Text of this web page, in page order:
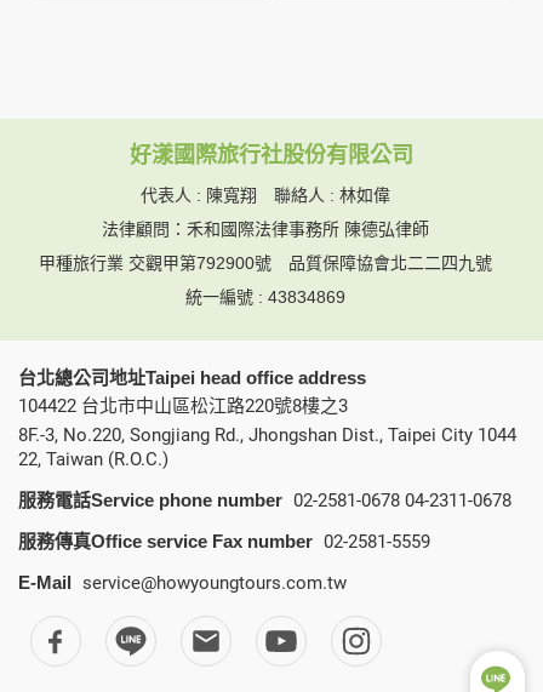
個人的資料，其範圍如下：
本網站在您使用服務信箱、問卷調查等互動性功能時，會保留
您所提供的姓名、電子郵件地址、聯絡方式及使用時間等。
於一般瀏覽時，伺服器會自行記錄相關行徑，包括您使用連線
錄等，做為我們增進網站服務的參考依據，此記錄為內部應
用，決不對外公布。
為提供精確的服務，我們會將收集的問卷調查內容進行統計與
分析，分析結果之統計數據或說明文字呈現，除供內部研究
除非取得您的同意或其他法令之特別規定，本網站絕不會將您
的個人資料揭露予第三人或使用於蒐集目的以外之其他用途。
在您於本網站註冊帳號、使用本網站相關產品、服務、活動或
贈獎時，本網站會收集您的個人識別資料，本網站也可以從商
當客戶在本網站註冊時，我們會取得您的姓名、電話、住址、
身份證字號、電子郵件、出生日期、性別、行業等相關資料，
當您註冊成功，並登入使用我們的服務後，我們即取得您的資
料。註冊時，本網站取得您的姓名、電話、住址、身份證字
成功，並登入使用我們的服務後，本網站即取得您的資料。
其他除了上述，會保留您在上網瀏覽或查詢時，伺服器自行產
生的相關記錄，包括您使用連線設備的 IP 位址、使用時間、使
好漾國際旅行社股份有限公司
代表人 : 陳寬翔 聯絡人 : 林如偉
法律顧問：禾和國際法律事務所 陳德弘律師
甲種旅行業 交觀甲第792900號
品質保障協會北二二四九號
統一編號 : 43834869
台北總公司地址Taipei head office address
104422 台北市中山區松江路220號8樓之3
8F.-3, No.220, Songjiang Rd., Jhongshan Dist., Taipei City 1044
22, Taiwan (R.O.C.)
服務電話Service phone number 02-2581-0678 04-2311-0678
服務傳真Office service Fax number 02-2581-5559
E-Mail service@howyoungtours.com.tw